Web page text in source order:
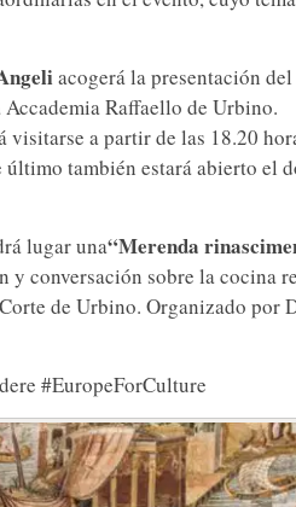
acogerá la presentación
Raffaello de Urbino.
visitarse a partir de las 18.20
último también estará abierto el
lugar una“Merenda
y conversación sobre la cocina
de Urbino. Organizado por
#EuropeForCulture